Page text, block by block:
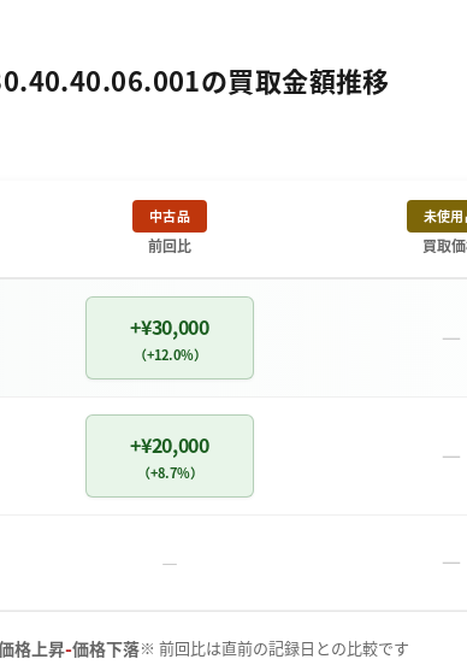
の買取金額推移
中古品
前回比
未使
買取
+¥30,000
（+12.0%） －
+¥20,000
（+8.7%） －
－ －
格上昇-価格下落※ 前回比は直前の記録日との比較です